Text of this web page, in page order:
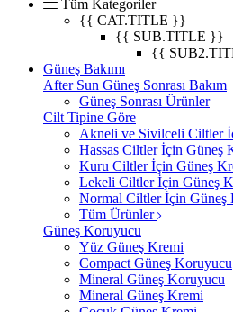
Tüm Kategoriler
{{ CAT.TITLE }}
{{ SUB.TITLE }}
{{
Güneş Bakımı
After Sun Güneş Sonrası Bakım
Güneş Sonrası Ürünler
Cilt Tipine Göre
Akneli ve Sivilceli Ciltler
Hassas Ciltler İçin Güneş
Kuru Ciltler İçin Güneş
Lekeli Ciltler İçin Güneş
Normal Ciltler İçin Güneş
Tüm Ürünler
Güneş Koruyucu
Yüz Güneş Kremi
Compact Güneş Koruyucu
Mineral Güneş Koruyucu
Mineral Güneş Kremi